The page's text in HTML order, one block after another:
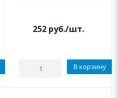
252 руб./шт.
В корзину